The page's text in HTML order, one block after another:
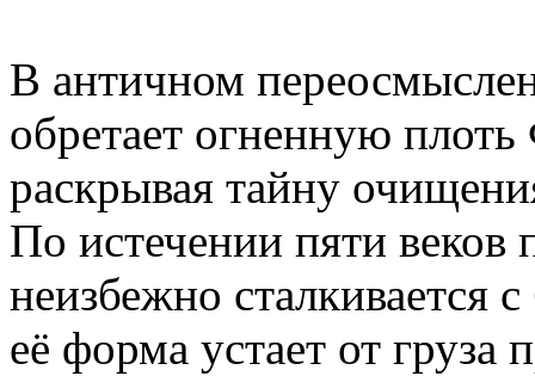
В античном
обретает огненную
раскрывая тайну
По истечении пяти веков
неизбежно сталкивается
её форма устает от груза